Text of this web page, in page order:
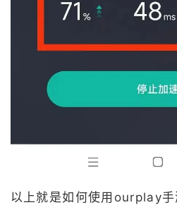
以上就是如何使用ourplay